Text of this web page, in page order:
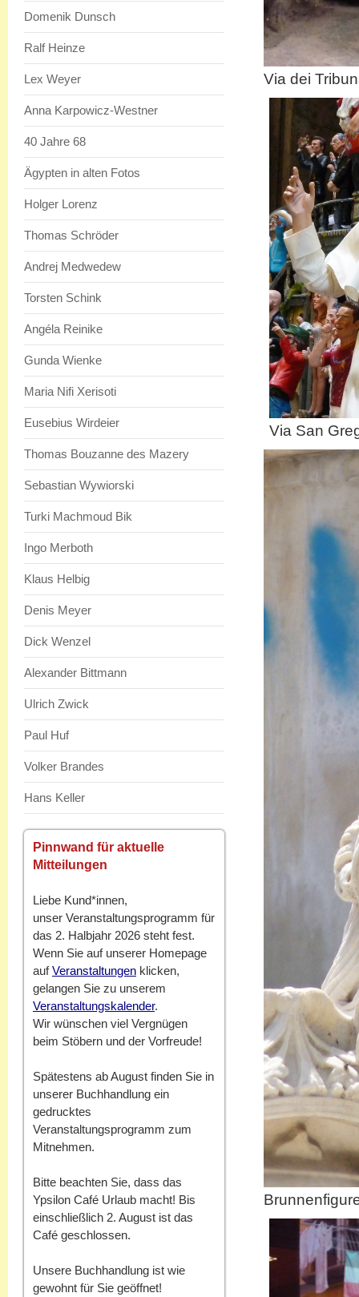
Domenik Dunsch
Ralf Heinze
Lex Weyer
Anna Karpowicz-Westner
40 Jahre 68
Ägypten in alten Fotos
Holger Lorenz
Thomas Schröder
Andrej Medwedew
Torsten Schink
Angéla Reinike
Gunda Wienke
Maria Nifi Xerisoti
Eusebius Wirdeier
Thomas Bouzanne des Mazery
Sebastian Wywiorski
Turki Machmoud Bik
Ingo Merboth
Klaus Helbig
Denis Meyer
Dick Wenzel
Alexander Bittmann
Ulrich Zwick
Paul Huf
Volker Brandes
Hans Keller
Pinnwand für aktuelle
Mitteilungen
Liebe Kund*innen,
unser Veranstaltungsprogramm für
das 2. Halbjahr 2026 steht fest.
Wenn Sie auf unserer Homepage
aufVeranstaltungen klicken,
gelangen Sie zu unserem
Veranstaltungskalender.
Wir wünschen viel Vergnügen
beim Stöbern und der Vorfreude!
Spätestens ab August finden Sie in
unserer Buchhandlung ein
gedrucktes
Veranstaltungsprogramm zum
Mitnehmen.
Bitte beachten Sie, dass das
Ypsilon Café Urlaub macht! Bis
einschließlich 2. August ist das
Café geschlossen.
Unsere Buchhandlung ist wie
gewohnt für Sie geöffnet!
Via dei
Via San